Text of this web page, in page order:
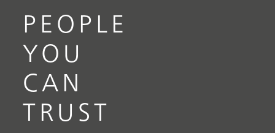
PEOPLE
YOU
CAN
TRUST